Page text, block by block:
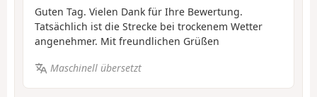
Guten Tag. Vielen Dank für Ihre Bewertung.
Tatsächlich ist die Strecke bei trockenem Wetter
angenehmer. Mit freundlichen Grüßen
Maschinell übersetzt